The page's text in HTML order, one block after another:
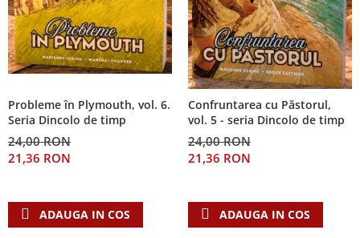
Probleme în Plymouth, vol. 6.
Seria Dincolo de timp
24,00 RON
21,36 RON
ADAUGA IN COS
Confruntarea cu Păstorul,
vol. 5 - seria Dincolo de timp
24,00 RON
21,36 RON
ADAUGA IN COS